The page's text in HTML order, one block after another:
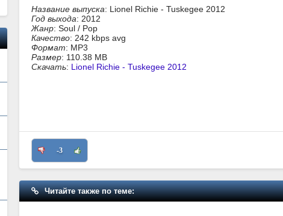
Название выпуска: Lionel Richie - Tuskegee 2012
Год выхода: 2012
Жанр: Soul / Pop
Качество: 242 kbps avg
Формат: MP3
Размер: 110.38 MB
Скачать: Lionel Richie - Tuskegee 2012
-3
Читайте также по теме: